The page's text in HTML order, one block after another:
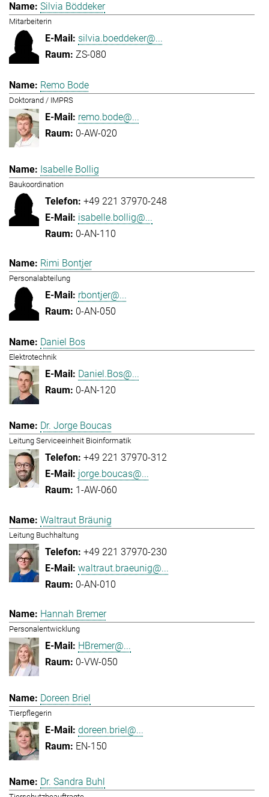
Silvia Böddeker
Mitarbeiterin
silvia.boeddeker@...
ZS-080
Remo Bode
Doktorand / IMPRS
remo.bode@...
0-AW-020
Isabelle Bollig
Baukoordination
+49 221 37970-248
isabelle.bollig@...
0-AN-110
Rimi Bontjer
Personalabteilung
rbontjer@...
0-AN-050
Daniel Bos
Elektrotechnik
Daniel.Bos@...
0-AN-120
Dr. Jorge Boucas
Leitung Serviceeinheit Bioinformatik
+49 221 37970-312
jorge.boucas@...
1-AW-060
Waltraut Bräunig
Leitung Buchhaltung
+49 221 37970-230
waltraut.braeunig@...
0-AN-010
Hannah Bremer
Personalentwicklung
HBremer@...
0-VW-050
Doreen Briel
Tierpflegerin
doreen.briel@...
EN-150
Dr. Sandra Buhl